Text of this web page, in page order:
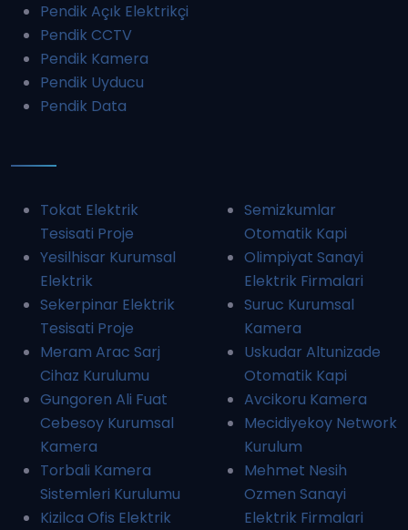
Pendik Açık Elektrikçi
Pendik CCTV
Pendik Kamera
Pendik Uyducu
Pendik Data
Tokat Elektrik
Tesisati Proje
Yesilhisar Kurumsal
Elektrik
Sekerpinar Elektrik
Tesisati Proje
Meram Arac Sarj
Cihaz Kurulumu
Gungoren Ali Fuat
Cebesoy Kurumsal
Kamera
Torbali Kamera
Sistemleri Kurulumu
Kizilca Ofis Elektrik
Semizkumlar
Otomatik Kapi
Olimpiyat Sanayi
Elektrik Firmalari
Suruc Kurumsal
Kamera
Uskudar Altunizade
Otomatik Kapi
Avcikoru Kamera
Mecidiyekoy Network
Kurulum
Mehmet Nesih
Ozmen Sanayi
Elektrik Firmalari